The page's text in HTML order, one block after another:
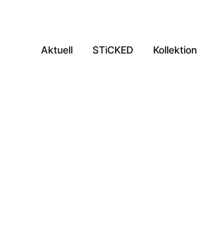
Aktuell STiCKED Kollektion